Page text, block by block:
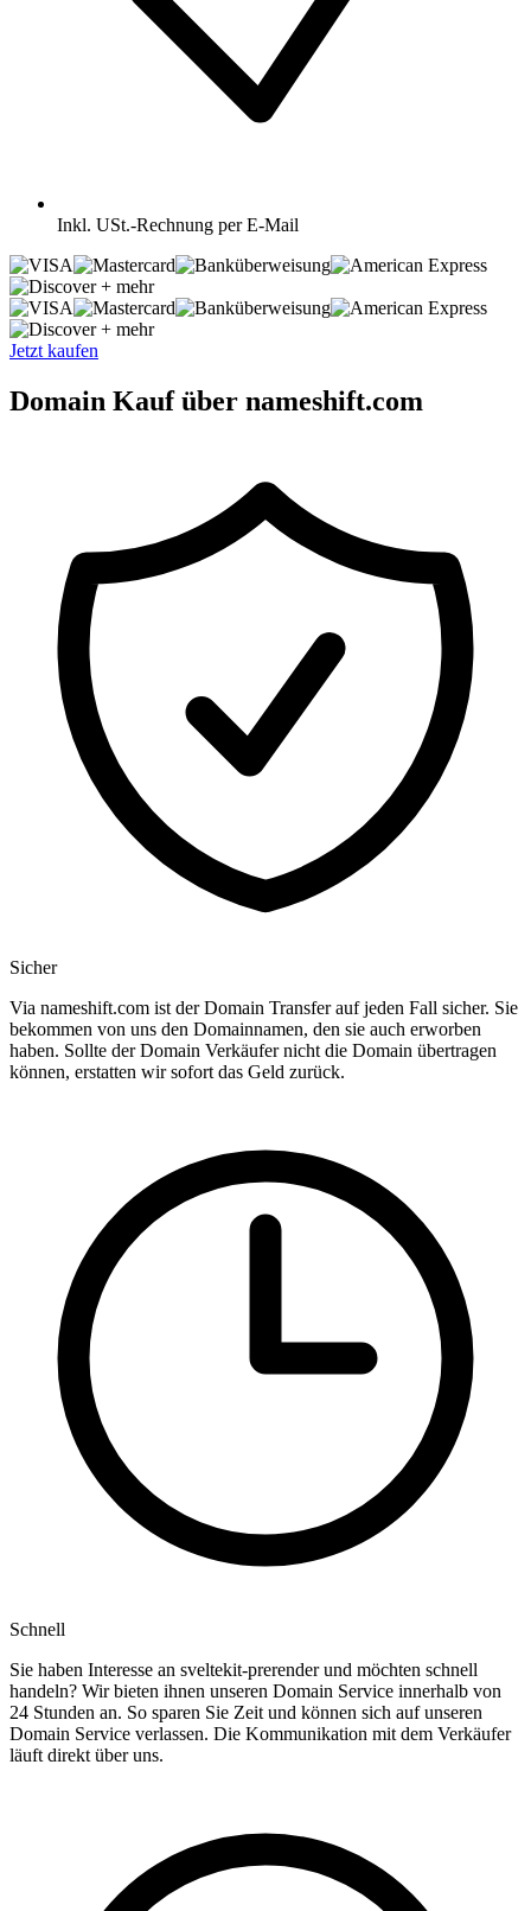
Inkl. USt.-Rechnung per E-Mail
+ mehr
+ mehr
Jetzt kaufen
Domain Kauf über nameshift.com
Sicher
Via nameshift.com ist der Domain Transfer auf jeden Fall sicher. Sie
bekommen von uns den Domainnamen, den sie auch erworben
haben. Sollte der Domain Verkäufer nicht die Domain übertragen
können, erstatten wir sofort das Geld zurück.
Schnell
Sie haben Interesse an sveltekit-prerender und möchten schnell
handeln? Wir bieten ihnen unseren Domain Service innerhalb von
24 Stunden an. So sparen Sie Zeit und können sich auf unseren
Domain Service verlassen. Die Kommunikation mit dem Verkäufer
läuft direkt über uns.